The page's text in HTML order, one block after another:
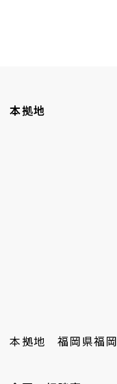
本拠地
本拠地 福岡県福